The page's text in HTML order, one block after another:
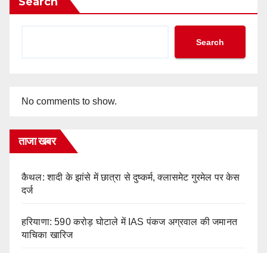
Search
No comments to show.
ताजा खबर
कैथल: शादी के झांसे में छात्रा से दुष्कर्म, क्लासमेट गुरमेल पर केस
दर्ज
हरियाणा: 590 करोड़ घोटाले में IAS पंकज अग्रवाल की जमानत
याचिका खारिज